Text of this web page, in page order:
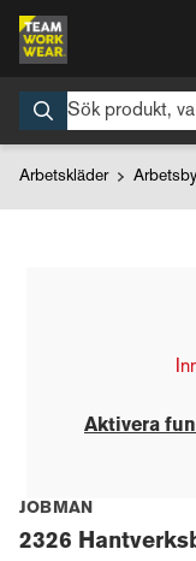
Arbetskläder
Aktivera
JOBMAN
2326